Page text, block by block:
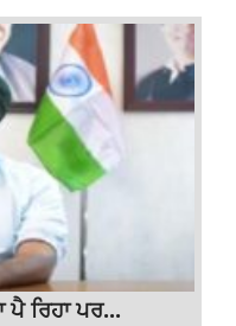
ਪੈ ਰਿਹਾ ਪਰ...